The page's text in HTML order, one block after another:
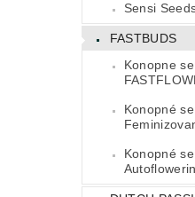
Sensi
FASTBUDS
Konopne
Konopné
Konopné